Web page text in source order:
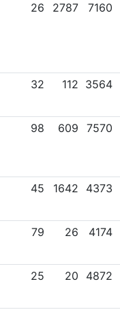
26 2787 7160
32 112 3564
98 609 7570
45 1642 4373
79 26 4174
25 20 4872